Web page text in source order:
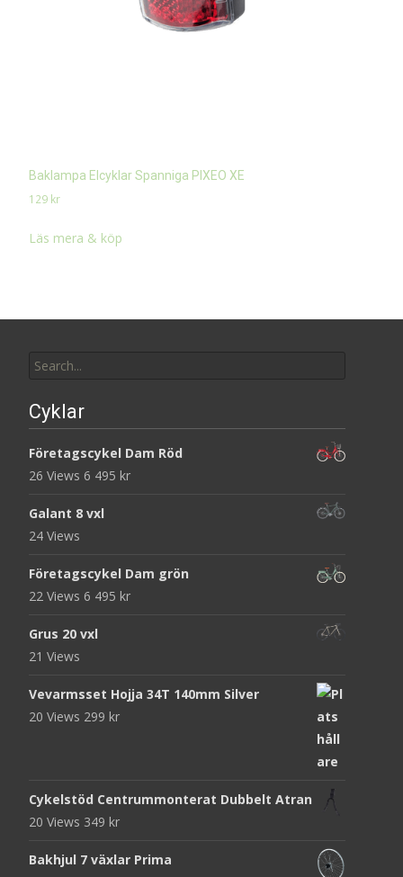
Baklampa Elcyklar Spanniga PIXEO XE
129 kr
Läs mera & köp
for:
Cyklar
Företagscykel Dam Röd
26 Views 6 495 kr
Galant 8 vxl
24 Views
Företagscykel Dam grön
22 Views 6 495 kr
Grus 20 vxl
21 Views
Vevarmsset Hojja 34T 140mm Silver
20 Views 299 kr
Cykelstöd Centrummonterat Dubbelt Atran
20 Views 349 kr
Bakhjul 7 växlar Prima